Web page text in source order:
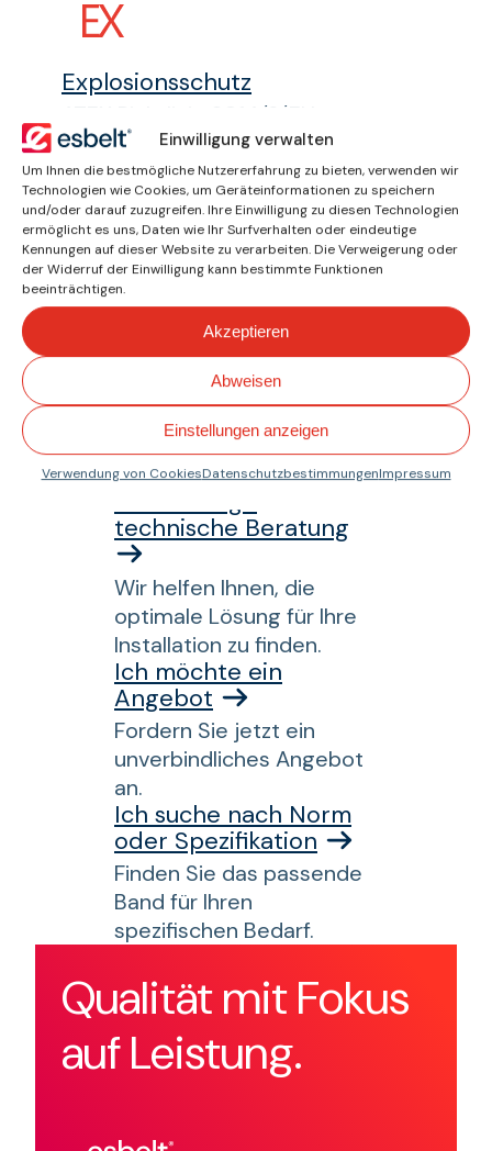
Einwilligung verwalten
Um Ihnen die bestmögliche Nutzererfahrung zu bieten, verwenden wir
Technologien wie Cookies, um Geräteinformationen zu speichern
und/oder darauf zuzugreifen. Ihre Einwilligung zu diesen Technologien
ermöglicht es uns, Daten wie Ihr Surfverhalten oder eindeutige
Kennungen auf dieser Website zu verarbeiten. Die Verweigerung oder
der Widerruf der Einwilligung kann bestimmte Funktionen
beeinträchtigen.
Akzeptieren
Abweisen
Einstellungen anzeigen
Verwendung von CookiesDatenschutzbestimmungenImpressum
Explosionsschutz
ATEX Richtlinie 2014/3/EU
Lebensmittelindustrie
FDA & EU10/2011
Wie können wir Ihnen
helfen?
Ich benötige
technische Beratung
Wir helfen Ihnen, die
optimale Lösung für Ihre
Installation zu finden.
Ich möchte ein
Angebot
Fordern Sie jetzt ein
unverbindliches Angebot
an.
Ich suche nach Norm
oder Spezifikation
Finden Sie das passende
Band für Ihren
spezifischen Bedarf.
Qualität mit Fokus
auf Leistung.